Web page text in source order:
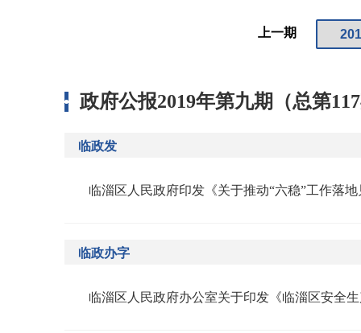
上一期
政府公报2019年第九期（总第
临政发
临政办字